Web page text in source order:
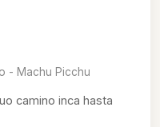
- Machu Picchu
camino inca hasta